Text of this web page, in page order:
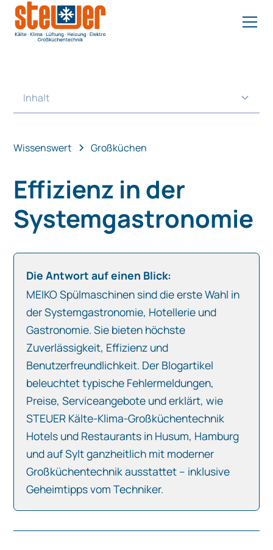
Inhalt
Wissenswert
Großküchen
Effizienz in der
Systemgastronomie
Die Antwort auf einen Blick:
MEIKO Spülmaschinen sind die erste Wahl in
der Systemgastronomie, Hotellerie und
Gastronomie. Sie bieten höchste
Zuverlässigkeit, Effizienz und
Benutzerfreundlichkeit. Der Blogartikel
beleuchtet typische Fehlermeldungen,
Preise, Serviceangebote und erklärt, wie
STEUER Kälte-Klima-Großküchentechnik
Hotels und Restaurants in Husum, Hamburg
und auf Sylt ganzheitlich mit moderner
Großküchentechnik ausstattet – inklusive
Geheimtipps vom Techniker.